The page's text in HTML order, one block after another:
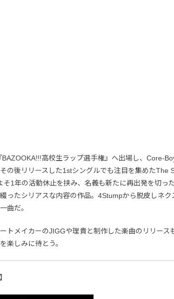
BAZOOKA!!!高校生ラップ選手権』へ出場し、Core-
の後リリースした1stシングルでも注目を集めたThe
そ1年の活動休止を挟み、名義も新たに再出発を切っ
ったシリアスな内容の作品。4Stumpから脱皮しネク
曲だ。
トメイカーのJIGGや理貴と制作した楽曲のリリース
楽しみに待とう。